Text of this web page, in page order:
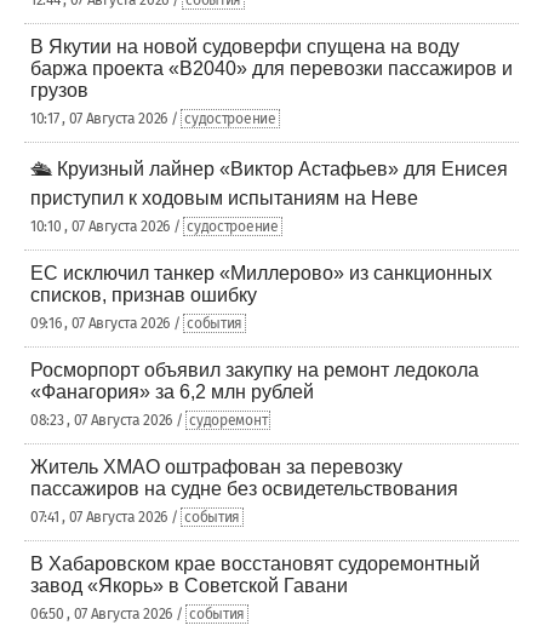
В Якутии на новой судоверфи спущена на воду
баржа проекта «В2040» для перевозки пассажиров и
грузов
10:17 , 07 Августа 2026 / судостроение
🛳️ Круизный лайнер «Виктор Астафьев» для Енисея
приступил к ходовым испытаниям на Неве
10:10 , 07 Августа 2026 / судостроение
ЕС исключил танкер «Миллерово» из санкционных
списков, признав ошибку
09:16 , 07 Августа 2026 / события
Росморпорт объявил закупку на ремонт ледокола
«Фанагория» за 6,2 млн рублей
08:23 , 07 Августа 2026 / судоремонт
Житель ХМАО оштрафован за перевозку
пассажиров на судне без освидетельствования
07:41 , 07 Августа 2026 / события
В Хабаровском крае восстановят судоремонтный
завод «Якорь» в Советской Гавани
06:50 , 07 Августа 2026 / события